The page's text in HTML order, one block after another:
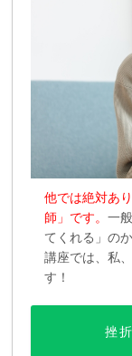
他では絶対あ
師」です。一
てくれる」の
講座では、私
す！
挫